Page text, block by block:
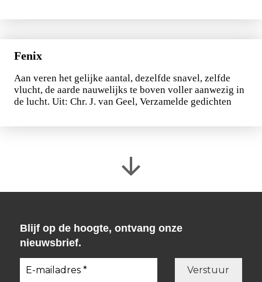
Fenix
Aan veren het gelijke aantal, dezelfde snavel, zelfde
vlucht, de aarde nauwelijks te boven voller aanwezig in
de lucht. Uit: Chr. J. van Geel, Verzamelde gedichten
Blijf op de hoogte, ontvang onze
nieuwsbrief.